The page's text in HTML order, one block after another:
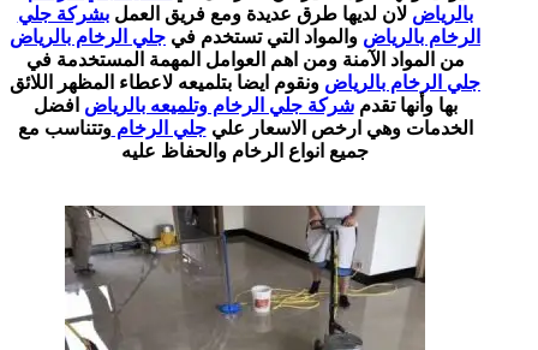
بالرياض لان لديها طرق عديدة ومع فريق العملبشركة جلي
الرخام بالرياض والمواد التي تستخدم في جلي الرخام بالرياض
من المواد الآمنة ومن اهم العوامل المهمة المستخدمة في
جلي الرخام بالرياض ونقوم ايضا بتلميعه لاعطاء المظهر اللائق
بها وأنها تقدمشركة جلي الرخام وتلميعه بالرياض افضل
الخدمات وهي ارخص الاسعار عليجلي الرخاموتتناسب مع
جميع انواع الرخام والحفاظ عليه